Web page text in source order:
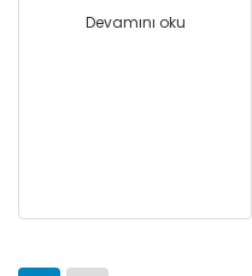
Devamını oku